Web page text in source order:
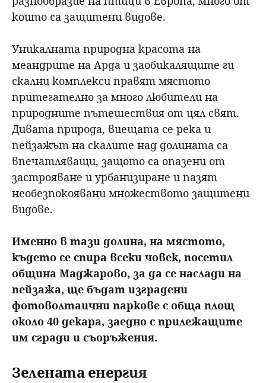
които са защитени видове.
Уникалната природна красота на
меандрите на Арда и заобикалящите ги
скални комплекси правят мястото
притегателно за много любители на
природните пътешествия от цял свят.
Дивата природа, виещата се река и
пейзажът на скалите над долината са
впечатляващи, защото са опазени от
застрояване и урбанизиране и пазят
необезпокоявани множеството защитени
видове.
Именно в тази долина, на мястото,
където се спира всеки човек, посетил
община Маджарово, за да се наслади на
пейзажа, ще бъдат изградени
фотоволтаични паркове с обща площ
около 40 декара, заедно с прилежащите
им сгради и съоръжения.
Зелената енергия